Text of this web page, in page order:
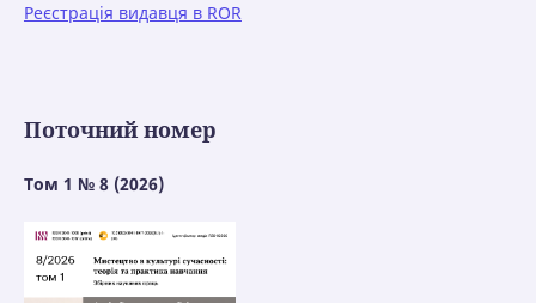
Реєстрація видавця в ROR
Поточний номер
Том 1 № 8 (2026)